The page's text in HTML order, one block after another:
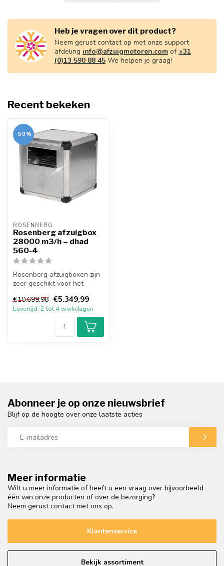
Heb je vragen over dit product?
Neem gerust contact op met onze support
afdeling info@afzuigmotoren.com of +31
(0)13 590 88 45 We helpen je graag!
Recent bekeken
-50%
ROSENBERG
Rosenberg afzuigbox
28000 m3/h – dhad
560-4
Rosenberg afzuigboxen zijn
zeer geschikt voor het
ruimtes. ...
€10.699,98 €5.349,99
Levertijd: 2 tot 4 werkdagen
Meer informatie
Wilt u meer informatie of heeft u een vraag over bijvoorbeeld
één van onze producten of over de bezorging?
Neem gerust contact met ons op.
Klantenservice
Bekijk assortiment
Abonneer je op onze nieuwsbrief
Blijf op de hoogte over onze laatste acties